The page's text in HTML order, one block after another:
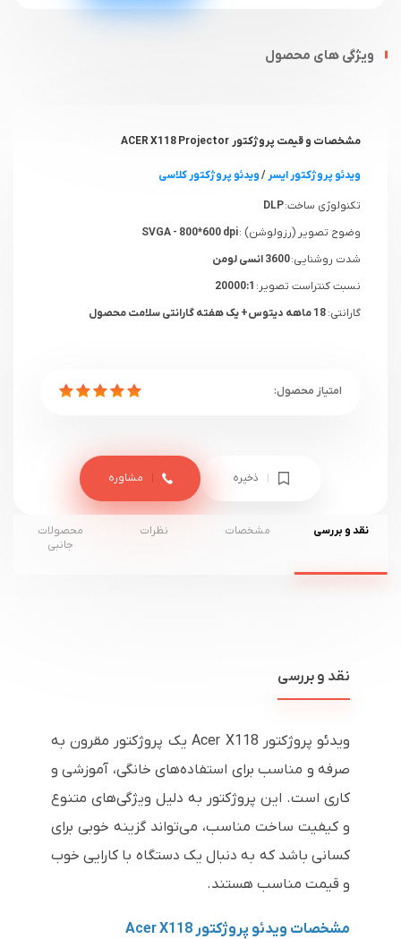
ویژگی های محصول
مشخصات و قیمت پروژکتور ACER X118 Projector
ویدئو پروژکتور ایسر /ویدئو پروژکتور کلاسی
تکنولوژی ساخت:DLP
وضوح تصویر (رزولوشن) :
شدت روشنایی:3600 انسی لومن
نسبت کنتراست تصویر:
گارانتی:
ذخیره مشاوره
نقد و بررسی مشخصات نظرات
محصولات
جانبی
نقد و بررسی
ویدئو پروژکتور Acer X118 یک پروژکتور مقرون به
صرفه و مناسب برای استفاده‌های خانگی، آموزشی و
کاری است. این پروژکتور به دلیل ویژگی‌های متنوع
و کیفیت ساخت مناسب، می‌تواند گزینه خوبی برای
کسانی باشد که به دنبال یک دستگاه با کارایی خوب
و قیمت مناسب هستند.
مشخصات ویدئو پروژکتور Acer X118